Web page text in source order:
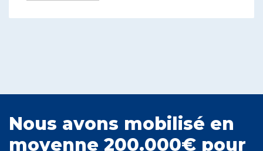
Nous avons mobilisé en
moyenne 200.000€ pour